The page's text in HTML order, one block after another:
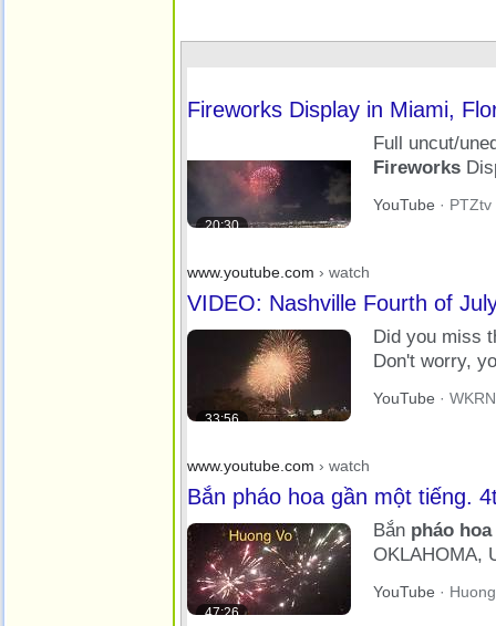
Fireworks Display in Miami,
20:30
Full uncut/
Fireworks
YouTube ·
VIDEO: Nashville Fourth of
www.youtube.com › watch
33:56
Did you miss
Don't worry,
YouTube ·
Bắn pháo hoa gần một tiếng.
www.youtube.com › watch
47:26
Bắn pháo hoa
OKLAHOMA,
YouTube ·